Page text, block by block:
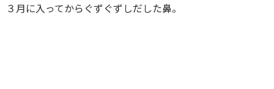
３月に入ってからぐずぐずしだした鼻。